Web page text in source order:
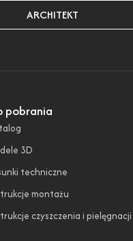
ARCHITEKT
pobrania
3D
techniczne
montażu
czyszczenia i pielęgnacji